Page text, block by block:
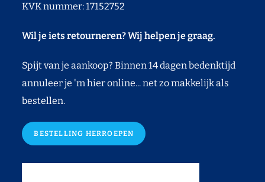
KVK nummer: 17152752
Wil je iets retourneren? Wij helpen je graag.
Spijt van je aankoop? Binnen 14 dagen bedenktijd
annuleer je 'm hier online... net zo makkelijk als
bestellen.
BESTELLING HERROEPEN